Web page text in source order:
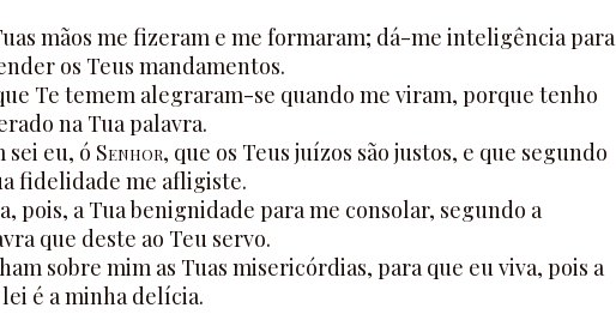
mãos me fizeram e me formaram; dá-me inteligência para
os Teus mandamentos.
Te temem alegraram-se quando me viram, porque tenho
na Tua palavra.
sei eu, ó Senhor, que os Teus juízos são justos, e que segundo
fidelidade me afligiste.
pois, a Tua benignidade para me consolar, segundo a
que deste ao Teu servo.
sobre mim as Tuas misericórdias, para que eu viva, pois a
lei é a minha delícia.